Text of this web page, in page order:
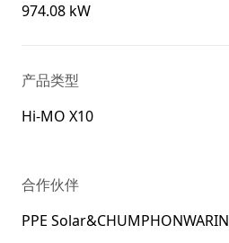
974.08 kW
产品类型
Hi-MO X10
合作伙伴
PPE Solar&CHUMPHONWARIN